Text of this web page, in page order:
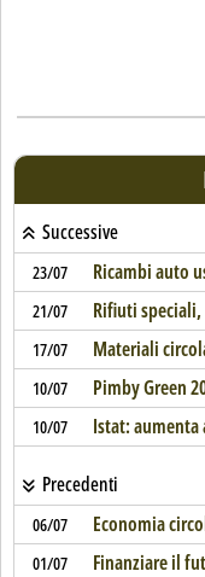
Successive
23/07 Ricambi auto
21/07 Rifiuti
17/07 Materiali
10/07 Pimby Green
10/07 Istat:
Precedenti
06/07 Economia
01/07 Finanziare il